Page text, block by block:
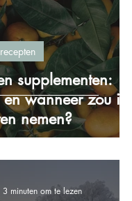
supplementen:
wanneer zou ik
nemen?
3 minuten om te lezen